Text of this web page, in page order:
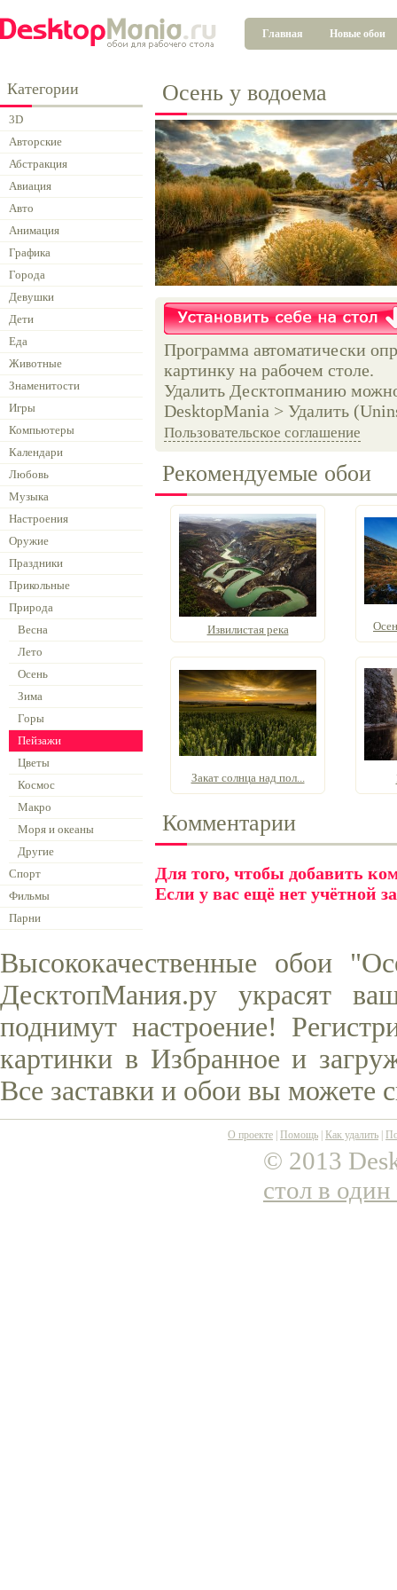
Главная Новые обои
Категории
3D
Авторские
Абстракция
Авиация
Авто
Анимация
Графика
Города
Девушки
Дети
Еда
Животные
Знаменитости
Игры
Компьютеры
Календари
Любовь
Музыка
Настроения
Оружие
Праздники
Прикольные
Природа
Весна
Лето
Осень
Зима
Горы
Пейзажи
Цветы
Космос
Макро
Моря и океаны
Другие
Спорт
Фильмы
Парни
Осень у водоема
Программа автоматически
картинку на рабочем столе.
Удалить Десктопманию
DesktopMania > Удалить
Пользовательское соглашение
Рекомендуемые обои
Извилистая река
Закат солнца над пол...
Комментарии
Для того, чтобы добавить
Если у вас ещё нет учётной
Высококачественные обои
ДесктопМания.ру украсят
поднимут настроение!
картинки в Избранное и
Все заставки и обои вы можете
О проекте Помощь Как удалить
© 2013
стол в